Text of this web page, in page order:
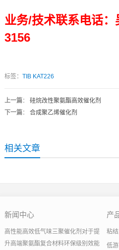
业务/技术联系电话
3156
标签： TIB KAT226
上一篇： 硅烷改性聚氨酯高效催化剂
下一篇： 合成聚乙烯催化剂
相关文章
新闻中心
高性能高效低气味三聚催化剂对于提
升高端聚氨酯复合材料环保级别效能
产
粘
低